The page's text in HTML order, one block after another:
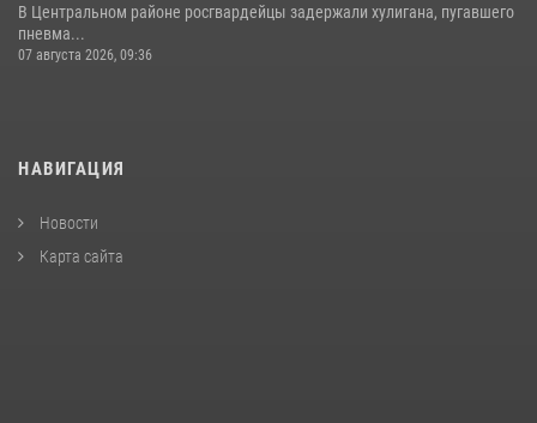
В Центральном районе росгвардейцы задержали хулигана, пугавшего
пневма...
07 августа 2026, 09:36
НАВИГАЦИЯ
Новости
Карта сайта